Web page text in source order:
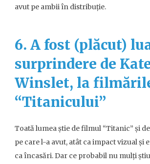
avut pe ambii în distribuție.
6. A fost (plăcut)
surprindere de
Winslet, la
“Titanicului”
Toată lumea știe de filmul “Titanic” și
pe care l-a avut, atât ca impact vizual și
ca încasări. Dar ce probabil nu mulți